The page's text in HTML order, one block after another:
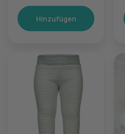
Hinzufügen